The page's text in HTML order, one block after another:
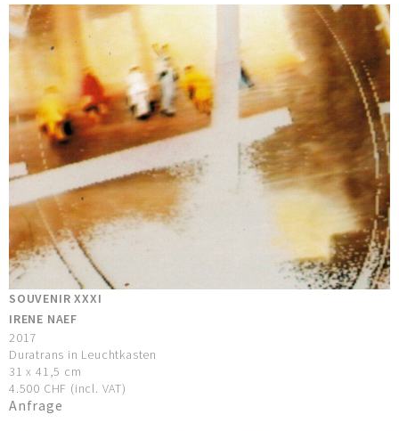
SOUVENIR XXXI
IRENE NAEF
2017
Duratrans in Leuchtkasten
31 x 41,5 cm
4.500 CHF (incl. VAT)
Anfrage